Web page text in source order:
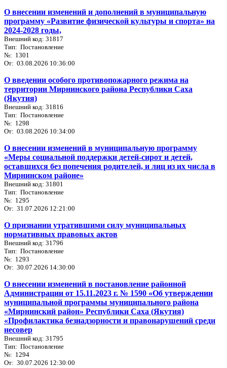
О внесении изменений и дополнений в муниципальную
программу «Развитие физической культуры и спорта» на
2024-2028 годы,
Внешний код: 31817
Тип: Постановление
№: 1301
От: 03.08.2026 10:36:00
О введении особого противопожарного режима на
территории Мирнинского района Республики Саха
(Якутия)
Внешний код: 31816
Тип: Постановление
№: 1298
От: 03.08.2026 10:34:00
О внесении изменений в муниципальную программу
«Меры социальной поддержки детей-сирот и детей,
оставшихся без попечения родителей, и лиц из их числа в
Мирнинском районе»
Внешний код: 31801
Тип: Постановление
№: 1295
От: 31.07.2026 12:21:00
О признании утратившими силу муниципальных
нормативных правовых актов
Внешний код: 31796
Тип: Постановление
№: 1293
От: 30.07.2026 14:30:00
О внесении изменений в постановление районной
Администрации от 15.11.2023 г. № 1590 «Об утверждении
муниципальной программы муниципального района
«Мирнинский район» Республики Саха (Якутия)
«Профилактика безнадзорности и правонарушений среди
несовер
Внешний код: 31795
Тип: Постановление
№: 1294
От: 30.07.2026 12:30:00